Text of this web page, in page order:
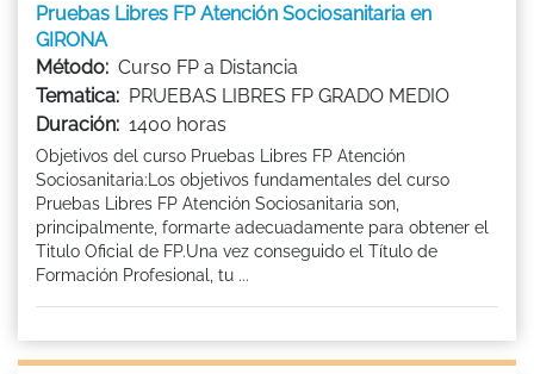
Pruebas Libres FP Atención Sociosanitaria en
GIRONA
Método: Curso FP a Distancia
Tematica: PRUEBAS LIBRES FP GRADO MEDIO
Duración: 1400 horas
Objetivos del curso Pruebas Libres FP Atención
Sociosanitaria:Los objetivos fundamentales del curso
Pruebas Libres FP Atención Sociosanitaria son,
principalmente, formarte adecuadamente para obtener el
Titulo Oficial de FP.Una vez conseguido el Título de
Formación Profesional, tu ...